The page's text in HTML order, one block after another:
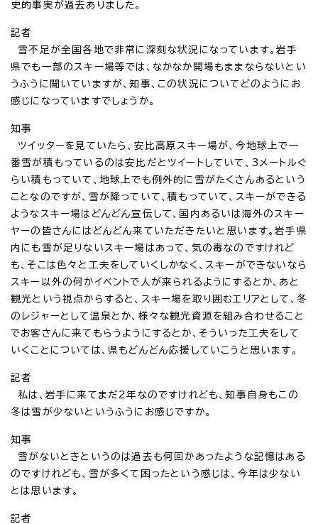
史的事実が過去ありました。
記者
雪不足が全国各地で非常に深刻な状況になっています。岩手
県でも一部のスキー場等では、なかなか開場もままならないとい
うふうに聞いていますが、知事、この状況についてどのようにお
感じになっていますでしょうか。
知事
ツイッターを見ていたら、安比高原スキー場が、今地球上で一
番雪が積もっているのは安比だとツイートしていて、3メートルぐ
らい積もっていて、地球上でも例外的に雪がたくさんあるという
ことなのですが、雪が降っていて、積もっていて、スキーができる
ようなスキー場はどんどん宣伝して、国内あるいは海外のスキー
ヤーの皆さんにはどんどん来ていただきたいと思います。岩手県
内にも雪が足りないスキー場はあって、気の毒なのですけれど
も、そこは色々と工夫をしていくしかなく、スキーができないなら
スキー以外の何かイベントで人が来られるようにするとか、あと
観光という視点からすると、スキー場を取り囲むエリアとして、冬
のレジャーとして温泉とか、様々な観光資源を組み合わせること
でお客さんに来てもらうようにするとか、そういった工夫をして
いくことについては、県もどんどん応援していこうと思います。
記者
私は、岩手に来てまだ2年なのですけれども、知事自身もこの
冬は雪が少ないというふうにお感じですか。
知事
雪がないときというのは過去も何回かあったような記憶はある
のですけれども、雪が多くて困ったという感じは、今年は少ない
とは思います。
記者